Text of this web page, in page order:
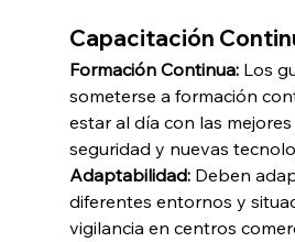
Capacitación
Formación Continua: Los
someterse a formación
estar al día con las
seguridad y nuevas
Adaptabilidad: Deben
diferentes entornos y
vigilancia en centros